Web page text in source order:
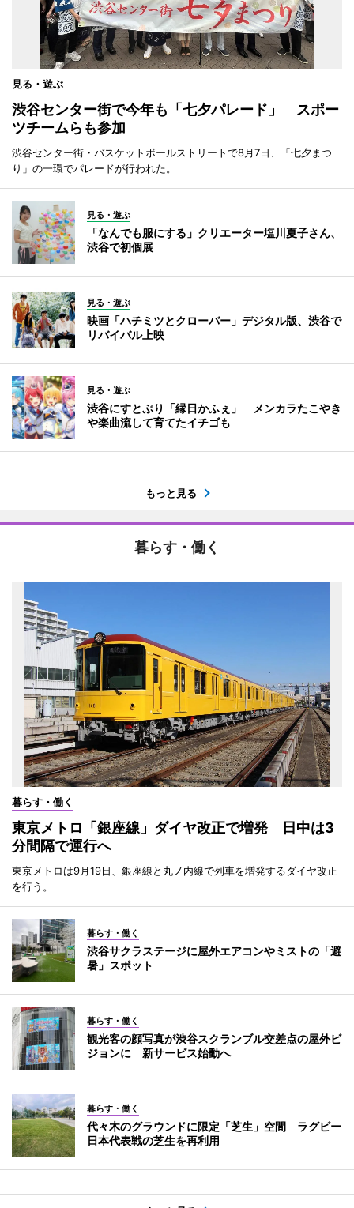
見る・遊ぶ
渋谷センター街で今年も「七夕パレード」 スポー
ツチームらも参加
渋谷センター街・バスケットボールストリートで8月7日、「七夕まつ
り」の一環でパレードが行われた。
見る・遊ぶ
「なんでも服にする」クリエーター塩川夏子さん、
渋谷で初個展
見る・遊ぶ
映画「ハチミツとクローバー」デジタル版、渋谷で
リバイバル上映
見る・遊ぶ
渋谷にすとぷり「縁日かふぇ」 メンカラたこやき
や楽曲流して育てたイチゴも
もっと見る
暮らす・働く
暮らす・働く
東京メトロ「銀座線」ダイヤ改正で増発 日中は3
分間隔で運行へ
東京メトロは9月19日、銀座線と丸ノ内線で列車を増発するダイヤ改正
を行う。
暮らす・働く
渋谷サクラステージに屋外エアコンやミストの「避
暑」スポット
暮らす・働く
観光客の顔写真が渋谷スクランブル交差点の屋外ビ
ジョンに 新サービス始動へ
暮らす・働く
代々木のグラウンドに限定「芝生」空間 ラグビー
日本代表戦の芝生を再利用